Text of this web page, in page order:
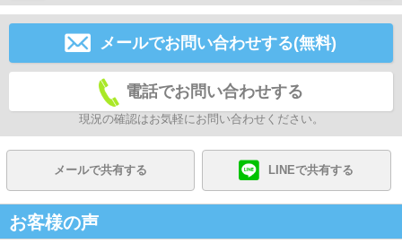
メールでお問い合わせする(無料)
電話でお問い合わせする
現況の確認はお気軽にお問い合わせください。
メールで共有する LINEで共有する
お客様の声